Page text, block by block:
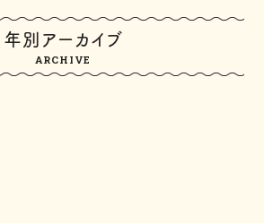
年別アーカイブ
ARCHIVE